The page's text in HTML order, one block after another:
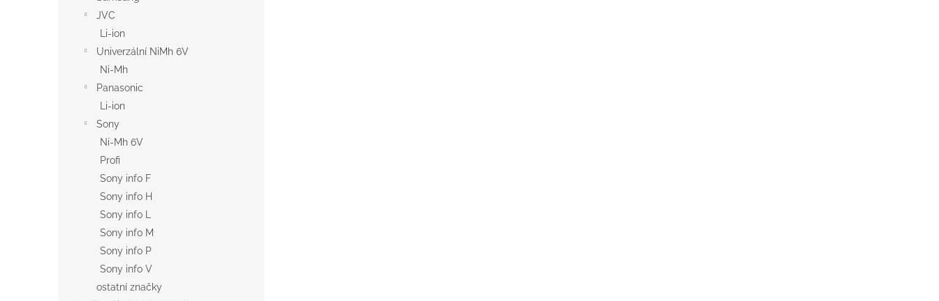
JVC
Li-ion
Univerzální NiMh 6V
Ni-Mh
Panasonic
Li-ion
Sony
Ni-Mh 6V
Profi
Sony info F
Sony info H
Sony info L
Sony info M
Sony info P
Sony info V
ostatní značky